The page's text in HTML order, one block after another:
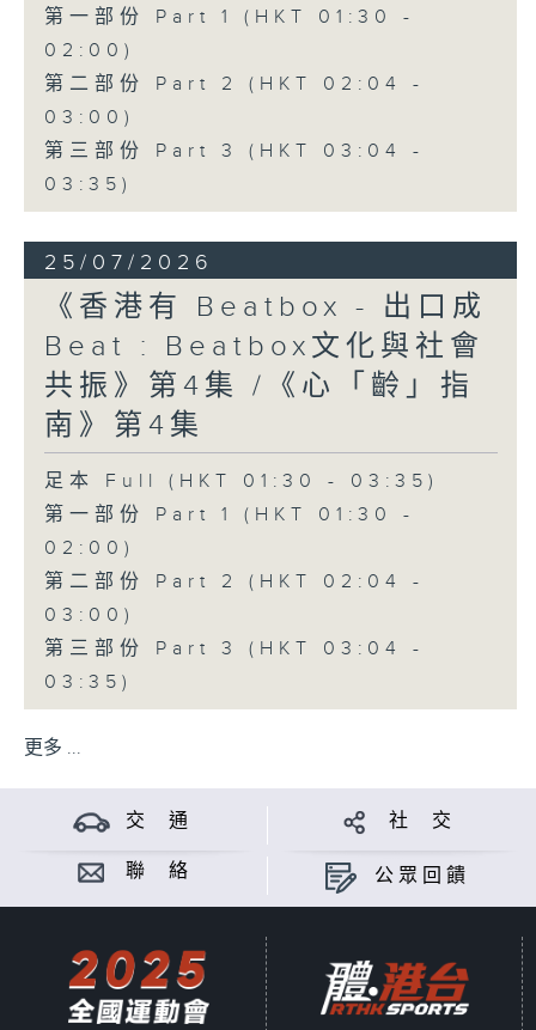
第一部份 Part 1 (HKT 01:30 -
02:00)
第二部份 Part 2 (HKT 02:04 -
03:00)
第三部份 Part 3 (HKT 03:04 -
03:35)
25/07/2026
《香港有 Beatbox - 出口成
Beat : Beatbox文化與社會
共振》第4集 /《心「齡」指
南》第4集
足本 Full (HKT 01:30 - 03:35)
第一部份 Part 1 (HKT 01:30 -
02:00)
第二部份 Part 2 (HKT 02:04 -
03:00)
第三部份 Part 3 (HKT 03:04 -
03:35)
更多 ...
交 通 社 交
聯 絡 公眾回饋